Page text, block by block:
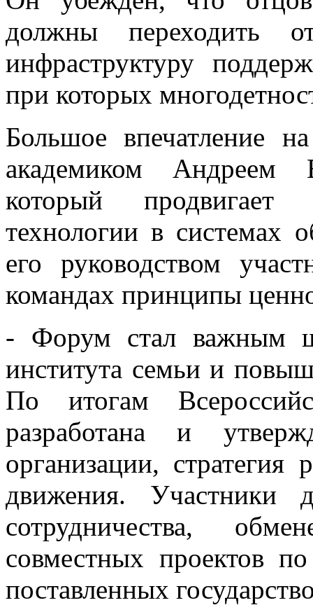
должны переходить
инфраструктуру
при которых
Большое впечатление
академиком Андреем
который продвигает
технологии в системах
его руководством
командах принципы
- Форум стал важным
института семьи и
По итогам
разработана и
организации,
движения. Участники
сотрудничества,
совместных проектов
поставленных